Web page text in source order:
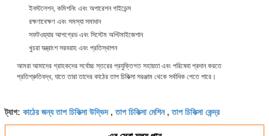
ইনস্টলেশন, কমিশনিং এবং অপারেশন গাইডেন্স
রক্ষণাবেক্ষণ এবং সমস্যা সমাধান
সফটওয়্যার আপগ্রেড এবং সিস্টেম অপ্টিমাইজেশান
খুচরা যন্ত্রাংশ সরবরাহ এবং প্রতিস্থাপন
আমরা আমাদের গ্রাহকদের সর্বোচ্চ স্তরের প্রযুক্তিগত সহায়তা এবং পরিষেবা প্রদান করতে
প্রতিশ্রুতিবদ্ধ, যাতে তারা তাদের কাঠের তাপ চিকিত্সা সরঞ্জাম থেকে সর্বাধিক পেতে পারে।
ট্যাগ: কাঠের জন্য তাপ চিকিত্সা উদ্ভিদ,তাপ চিকিত্সা মেশিন,তাপ চিকিত্সা কেন্দ্র